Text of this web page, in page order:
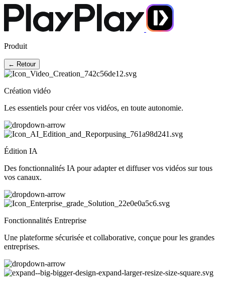
Produit
← Retour
Création vidéo
Les essentiels pour créer vos vidéos, en toute autonomie.
Édition IA
Des fonctionnalités IA pour adapter et diffuser vos vidéos sur tous
vos canaux.
Fonctionnalités Entreprise
Une plateforme sécurisée et collaborative, conçue pour les grandes
entreprises.